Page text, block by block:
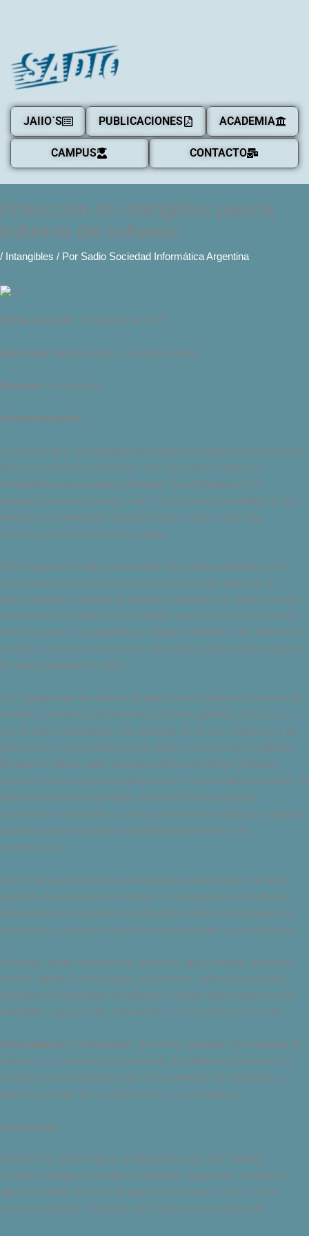
JAIIO`S PUBLICACIONES ACADEMIA
CAMPUS CONTACTO
Protección de Intangibles para la
industria del software
/ Intangibles / Por Sadio Sociedad Informática Argentina
Fecha de inicio: 10 de Abril de 2024
Docentes: Natalia Safran y Germán Stalker
Duración: 4 semanas
Fundamentación:
La innovación y la propiedad intelectual son condiciones necesarias
para el crecimiento económico. Las soluciones creativas e
innovadoras para resolver problemas de la industria si son
protegidas adquieren mayor valor. Las empresas tecnológicas que
protegen sus intangibles adquieren mayor valor y son más
atractivas para la inversión de capital.
Por otra parte, los datos procesados de manera automática son
esenciales para la toma de decisiones en tiempo oportuno. El
procesamiento y análisis de grandes cantidades de datos permiten
el desarrollo de productos innovadores que incluyen la experiencia
de los usuarios. Las plataformas nativas e híbridas y los ambientes
virtuales como los móviles para soluciones automatizadas requiere
del procesamiento de datos.
Las regulaciones en materia de datos se encuentran en proceso de
cambios. Pueden crear barreras para la recopilación, el acceso, el
uso de datos disponibles y de sistemas de IA. Los requisitos, y las
infracciones a las regulaciones de datos, minimizar la recopilación
de datos o retener datos durante períodos de tiempo limitados,
pueden tener un impacto significativo en la disponibilidad de datos. El
registro de las bases de datos, la protección de procesos
específicos o de diseños y marcas en el entorno digital son algunas
opciones que las empresas de software deben tener en
consideración.
Este Programa Ejecutivo está dirigido a profesionales, directivos,
gerentes de empresas de software y a cooperativas de software
interesados en incorporar conocimientos sobre cómo proteger los
intangibles y potenciar el valor de sus desarrollos y sus empresas.
Finanzas, salud, manufactura, servicios, agro, energía, alimentos,
medios digitales, videojuegos, aplicaciones, todas las industrias
necesitan herramientas de software. Proteger adecuadamente los
intangibles agrega valor al desarrollo y se convierte en un must.
Destinatarios: Profesionales, directivos, gerentes de empresas de
software y cooperativas de desarrollo de software interesados en
incorporar conocimientos sobre cómo proteger los intangibles y
potenciar el valor de sus desarrollos y sus empresas.
Contenidos:
PATENTES, COPYRIGHT y REGISTRO DE SOFTWARE
Software, inteligencia artificial y patentes. Requisitos. Novedad y
altura inventiva. Derecho de autor. Infracciones. “Caso CTI vs.
Artisans Software”. Software libre. Derecho moral del autor.